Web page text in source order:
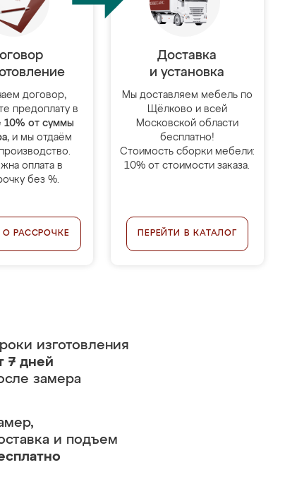
договор,
предоплату в
10% от суммы
, и мы отдаём
оплата в
без %.
О РАССРОЧКЕ
Доставка
и установка
Мы доставляем мебель по
Щёлково и всей
Московской области
бесплатно!
Стоимость сборки мебели:
10% от стоимости заказа.
ПЕРЕЙТИ В КАТАЛОГ
изготовления
7 дней
замера
и подъем